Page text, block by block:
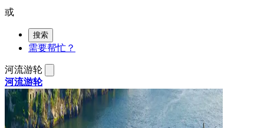
或
搜索
需要帮忙？
河流游轮
河流游轮